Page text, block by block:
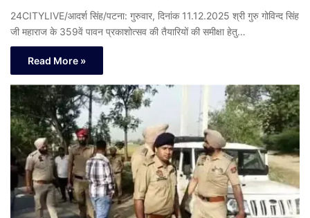
24CITYLIVE/आदर्श सिंह/पटना: गुरुवार, दिनांक 11.12.2025 श्री गुरु गोविन्द सिंह
जी महाराज के 359वें पावन प्रकाशोत्सव की तैयारियों की समीक्षा हेतु…
Read More »